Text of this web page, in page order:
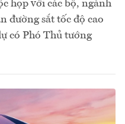
họp với các bộ, ngành
đường sắt tốc độ cao
có Phó Thủ tướng